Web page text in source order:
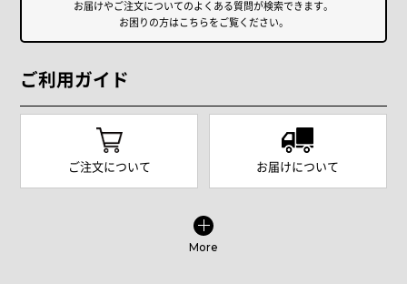
お届けやご注文についてのよくある質問が検索できます。
お困りの方はこちらをご覧ください。
ご利用ガイド
ご注文について お届けについて
More